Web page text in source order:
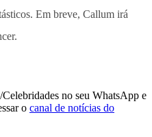
Em breve, Callum irá
no seu WhatsApp e
o canal de notícias do